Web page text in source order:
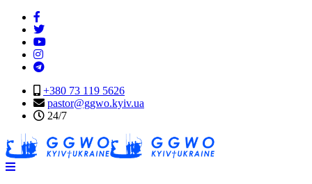
+380 73 119 5626
pastor@ggwo.kyiv.ua
24/7
Navigation